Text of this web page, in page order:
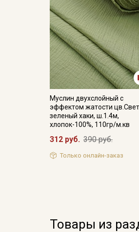
Муслин двухслойный с
эффектом жатости
зеленый хаки, ш.1.4м,
хлопок-100%, 110гр/м.кв
312 руб. 390 руб.
Только онлайн-заказ
Товары из